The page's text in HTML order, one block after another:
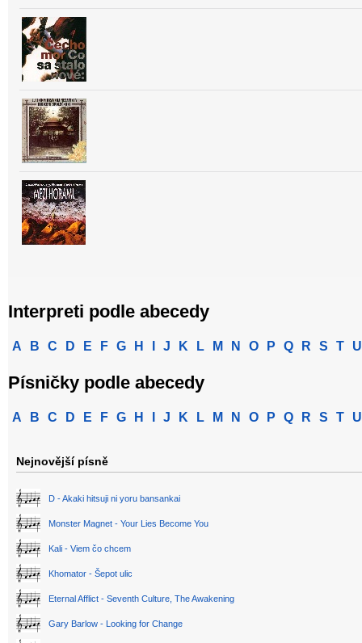
Interpreti podle abecedy
A B C D E F G H J K L M N O P Q R S T U
Písničky podle abecedy
A B C D E F G H J K L M N O P Q R S T U
Nejnovější písně
D - Akaki hitsuji ni yoru bansankai
Monster Magnet - Your Lies Become You
Kali - Viem čo chcem
Khomator - Šepot ulic
Eternal Afflict - Seventh Culture, The Awakening
Gary Barlow - Looking for Change